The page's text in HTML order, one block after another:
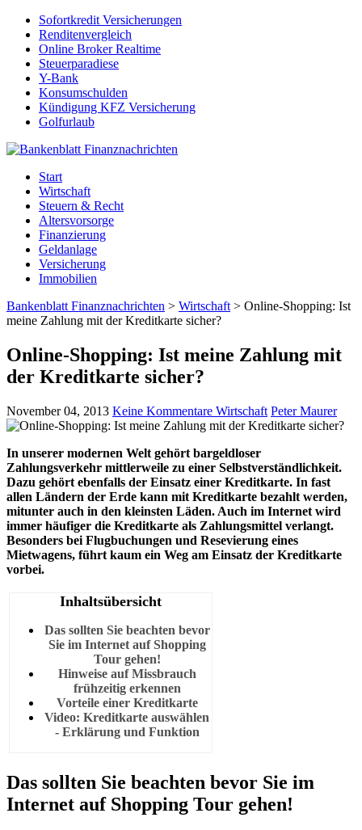
Sofortkredit Versicherungen
Renditenvergleich
Online Broker Realtime
Steuerparadiese
Y-Bank
Konsumschulden
Kündigung KFZ Versicherung
Golfurlaub
Start
Wirtschaft
Steuern & Recht
Altersvorsorge
Finanzierung
Geldanlage
Versicherung
Immobilien
Bankenblatt Finanznachrichten > Wirtschaft > Online-Shopping: Ist
meine Zahlung mit der Kreditkarte sicher?
Online-Shopping: Ist meine Zahlung mit
der Kreditkarte sicher?
November 04, 2013 Keine Kommentare Wirtschaft Peter Maurer
In unserer modernen Welt gehört bargeldloser
Zahlungsverkehr mittlerweile zu einer Selbstverständlichkeit.
Dazu gehört ebenfalls der Einsatz einer Kreditkarte. In fast
allen Ländern der Erde kann mit Kreditkarte bezahlt werden,
mitunter auch in den kleinsten Läden. Auch im Internet wird
immer häufiger die Kreditkarte als Zahlungsmittel verlangt.
Besonders bei Flugbuchungen und Resevierung eines
Mietwagens, führt kaum ein Weg am Einsatz der Kreditkarte
vorbei.
Inhaltsübersicht
Das sollten Sie beachten bevor
Sie im Internet auf Shopping
Tour gehen!
Hinweise auf Missbrauch
frühzeitig erkennen
Vorteile einer Kreditkarte
Video: Kreditkarte auswählen
- Erklärung und Funktion
Das sollten Sie beachten bevor Sie im
Internet auf Shopping Tour gehen!